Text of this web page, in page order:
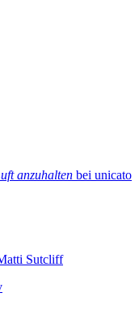
anzuhalten bei unicato
Sutcliff